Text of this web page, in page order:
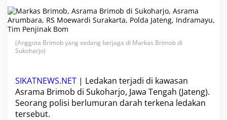
i
A
r
B
r
i
m
(Anggota Brimob yang sedang berjaga di Markas Brimob di
Sukoharjo)
SIKATNEWS.NET | Ledakan terjadi di kawasan
Asrama Brimob di Sukoharjo, Jawa Tengah (Jateng).
Seorang polisi berlumuran darah terkena ledakan
tersebut.